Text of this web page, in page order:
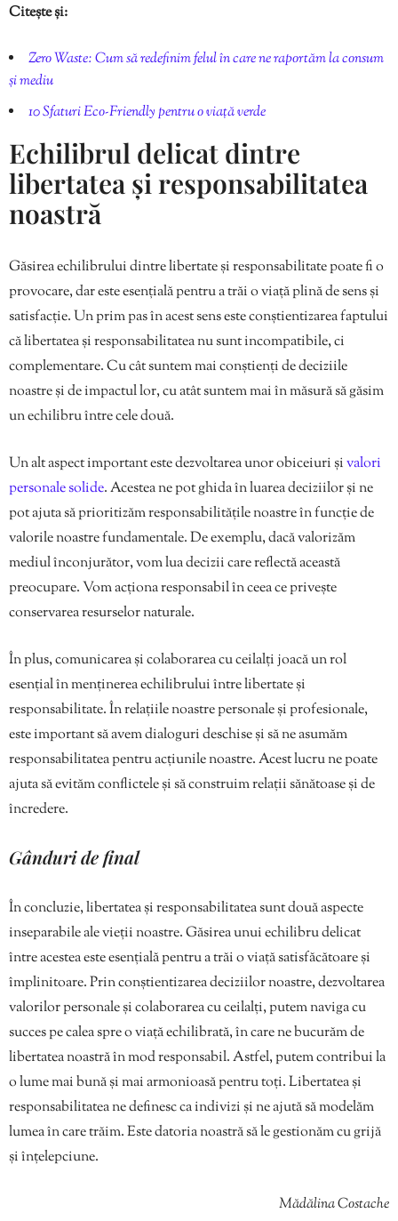
Citește și:
Zero Waste: Cum să redefinim felul în care ne raportăm la consum
și mediu
10 Sfaturi Eco-Friendly pentru o viață verde
Echilibrul delicat dintre
libertatea și responsabilitatea
noastră
Găsirea echilibrului dintre libertate și responsabilitate poate fi o
provocare, dar este esențială pentru a trăi o viață plină de sens și
satisfacție. Un prim pas în acest sens este conștientizarea faptului
că libertatea și responsabilitatea nu sunt incompatibile, ci
complementare. Cu cât suntem mai conștienți de deciziile
noastre și de impactul lor, cu atât suntem mai în măsură să găsim
un echilibru între cele două.
Un alt aspect important este dezvoltarea unor obiceiuri șivalori
personale solide. Acestea ne pot ghida în luarea deciziilor și ne
pot ajuta să prioritizăm responsabilitățile noastre în funcție de
valorile noastre fundamentale. De exemplu, dacă valorizăm
mediul înconjurător, vom lua decizii care reflectă această
preocupare. Vom acționa responsabil în ceea ce privește
conservarea resurselor naturale.
În plus, comunicarea și colaborarea cu ceilalți joacă un rol
esențial în menținerea echilibrului între libertate și
responsabilitate. În relațiile noastre personale și profesionale,
este important să avem dialoguri deschise și să ne asumăm
responsabilitatea pentru acțiunile noastre. Acest lucru ne poate
ajuta să evităm conflictele și să construim relații sănătoase și de
încredere.
Gânduri de final
În concluzie, libertatea și responsabilitatea sunt două aspecte
inseparabile ale vieții noastre. Găsirea unui echilibru delicat
între acestea este esențială pentru a trăi o viață satisfăcătoare și
împlinitoare. Prin conștientizarea deciziilor noastre, dezvoltarea
valorilor personale și colaborarea cu ceilalți, putem naviga cu
succes pe calea spre o viață echilibrată, în care ne bucurăm de
libertatea noastră în mod responsabil. Astfel, putem contribui la
o lume mai bună și mai armonioasă pentru toți. Libertatea și
responsabilitatea ne definesc ca indivizi și ne ajută să modelăm
lumea în care trăim. Este datoria noastră să le gestionăm cu grijă
și înțelepciune.
Mădălina Costache